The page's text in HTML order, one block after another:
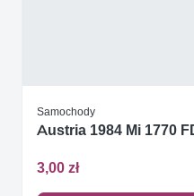
Samochody
Austria 1984 Mi 1770
3,00 zł